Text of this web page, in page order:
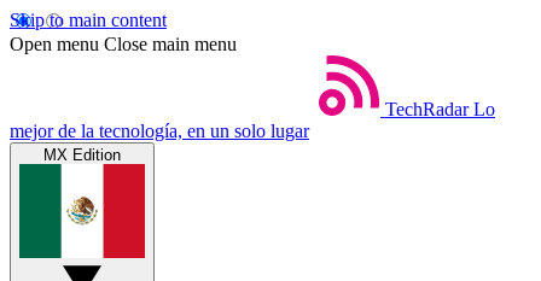
Skip to main content
Open menu Close main menu
TechRadar Lo
mejor de la tecnología, en un solo lugar
MX Edition